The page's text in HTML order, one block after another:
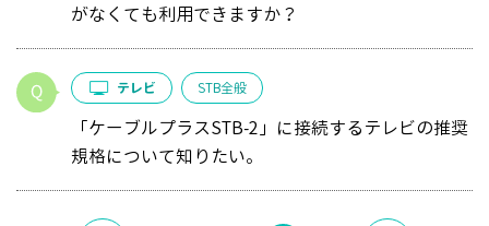
がなくても利用できますか？
テレビ STB全般
「ケーブルプラスSTB-2」に接続するテレビの推奨
規格について知りたい。